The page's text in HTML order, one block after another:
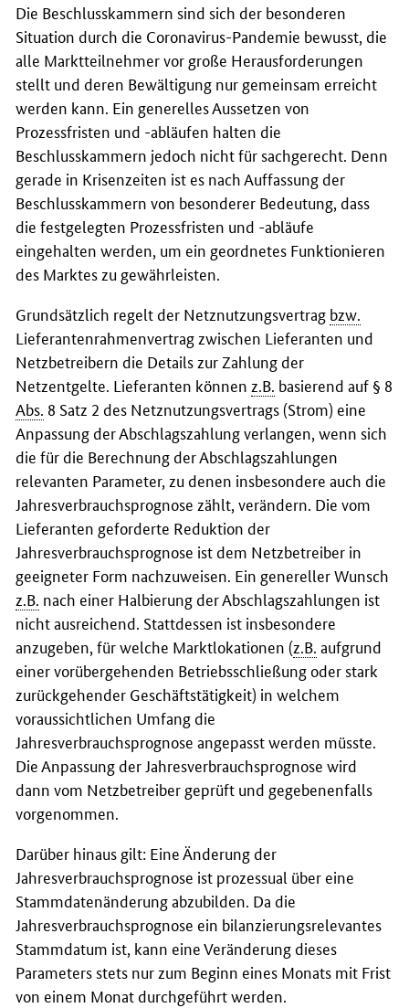
Die Beschlusskammern sind sich der besonderen
Situation durch die Coronavirus-Pandemie bewusst, die
alle Marktteilnehmer vor große Herausforderungen
stellt und deren Bewältigung nur gemeinsam erreicht
werden kann. Ein generelles Aussetzen von
Prozessfristen und -abläufen halten die
Beschlusskammern jedoch nicht für sachgerecht. Denn
gerade in Krisenzeiten ist es nach Auffassung der
Beschlusskammern von besonderer Bedeutung, dass
die festgelegten Prozessfristen und -abläufe
eingehalten werden, um ein geordnetes Funktionieren
des Marktes zu gewährleisten.
Grundsätzlich regelt der Netznutzungsvertrag bzw.
Lieferantenrahmenvertrag zwischen Lieferanten und
Netzbetreibern die Details zur Zahlung der
Netzentgelte. Lieferanten können z.B. basierend auf § 8
Abs. 8 Satz 2 des Netznutzungsvertrags (Strom) eine
Anpassung der Abschlagszahlung verlangen, wenn sich
die für die Berechnung der Abschlagszahlungen
relevanten Parameter, zu denen insbesondere auch die
Jahresverbrauchsprognose zählt, verändern. Die vom
Lieferanten geforderte Reduktion der
Jahresverbrauchsprognose ist dem Netzbetreiber in
geeigneter Form nachzuweisen. Ein genereller Wunsch
z.B. nach einer Halbierung der Abschlagszahlungen ist
nicht ausreichend. Stattdessen ist insbesondere
anzugeben, für welche Marktlokationen (z.B. aufgrund
einer vorübergehenden Betriebsschließung oder stark
zurückgehender Geschäftstätigkeit) in welchem
voraussichtlichen Umfang die
Jahresverbrauchsprognose angepasst werden müsste.
Die Anpassung der Jahresverbrauchsprognose wird
dann vom Netzbetreiber geprüft und gegebenenfalls
vorgenommen.
Darüber hinaus gilt: Eine Änderung der
Jahresverbrauchsprognose ist prozessual über eine
Stammdatenänderung abzubilden. Da die
Jahresverbrauchsprognose ein bilanzierungsrelevantes
Stammdatum ist, kann eine Veränderung dieses
Parameters stets nur zum Beginn eines Monats mit Frist
von einem Monat durchgeführt werden.